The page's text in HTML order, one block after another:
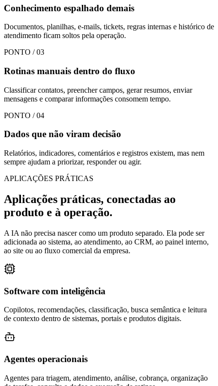
Conhecimento espalhado demais
Documentos, planilhas, e-mails, tickets, regras internas e histórico de
atendimento ficam soltos pela operação.
PONTO /03
Rotinas manuais dentro do fluxo
Classificar contatos, preencher campos, gerar resumos, enviar
mensagens e comparar informações consomem tempo.
PONTO /04
Dados que não viram decisão
Relatórios, indicadores, comentários e registros existem, mas nem
sempre ajudam a priorizar, responder ou agir.
APLICAÇÕES PRÁTICAS
Aplicações práticas, conectadas ao
produto e à operação.
A IA não precisa nascer como um produto separado. Ela pode ser
adicionada ao sistema, ao atendimento, ao CRM, ao painel interno,
ao site ou ao fluxo comercial da empresa.
Software com inteligência
Copilotos, recomendações, classificação, busca semântica e leitura
de contexto dentro de sistemas, portais e produtos digitais.
Agentes operacionais
Agentes para triagem, atendimento, análise, cobrança, organização